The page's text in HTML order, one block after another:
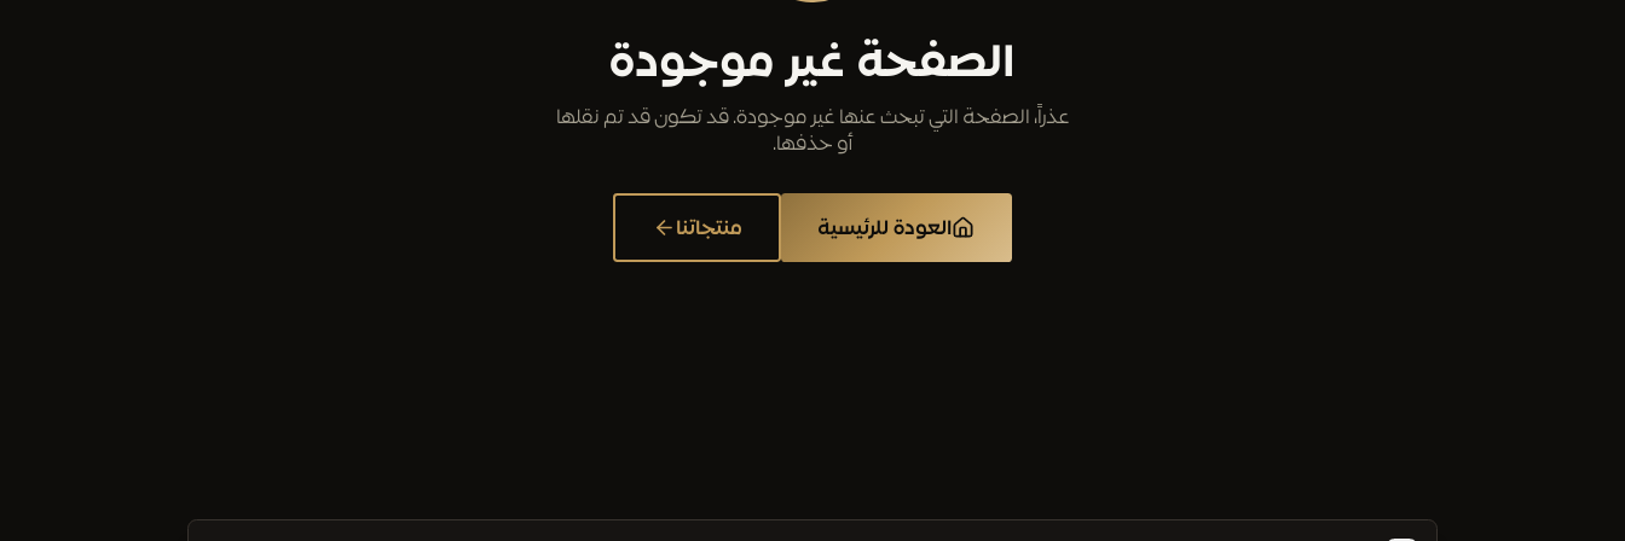
الصفحة غير موجودة
عذراً، الصفحة التي تبحث عنها غير موجودة. قد تكون قد تم نقلها
أو حذفها.
العودة للرئيسية منتجاتنا